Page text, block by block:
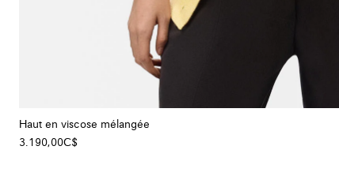
Haut en viscose mélangée
3.190,00C$